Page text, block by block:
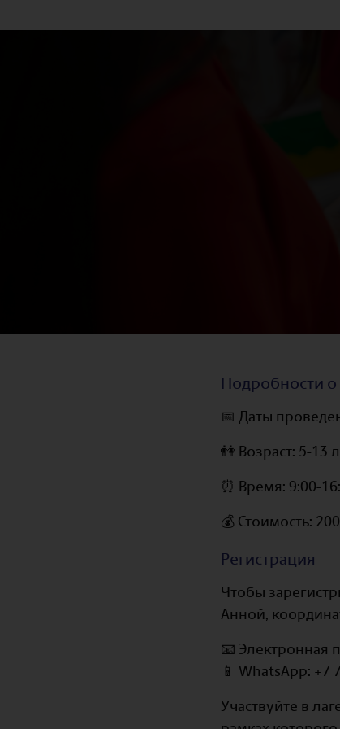
Подробности о
📅 Даты
👫 Возраст: 5-13
⏰ Время: 9:00-
💰 Стоимость:
Регистрация
Чтобы
Анной,
📧 Электронная
📱 WhatsApp: +7
Участвуйте в